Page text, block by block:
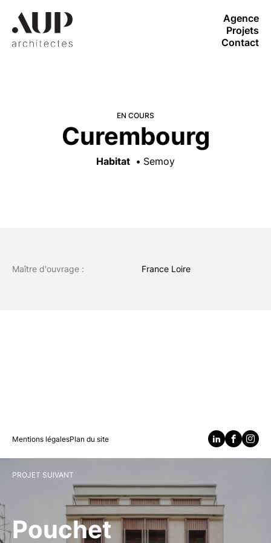
Agence
Projets
Contact
EN COURS
Curembourg
Habitat Semoy
Maître d'ouvrage : France Loire
Mentions légalesPlan du site
PROJET SUIVANT
Pouchet